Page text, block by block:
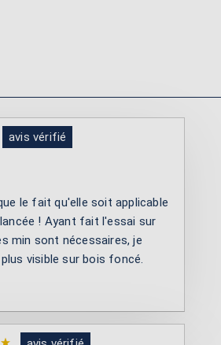
avis vérifié
le fait qu'elle soit applicable
! Ayant fait l'essai sur
min sont nécessaires, je
visible sur bois foncé.